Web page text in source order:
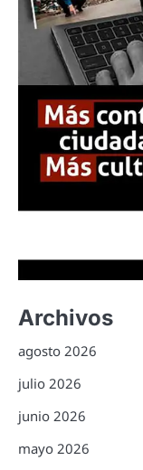
Archivos
agosto 2026
julio 2026
junio 2026
mayo 2026